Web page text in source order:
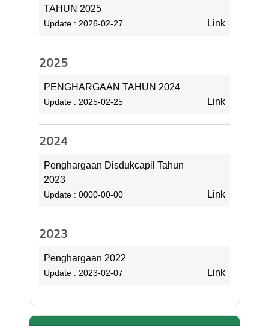
TAHUN 2025
Update : 2026-02-27 Link
2025
PENGHARGAAN TAHUN 2024
Update : 2025-02-25 Link
2024
Penghargaan Disdukcapil Tahun
2023
Update : 0000-00-00 Link
2023
Penghargaan 2022
Update : 2023-02-07 Link